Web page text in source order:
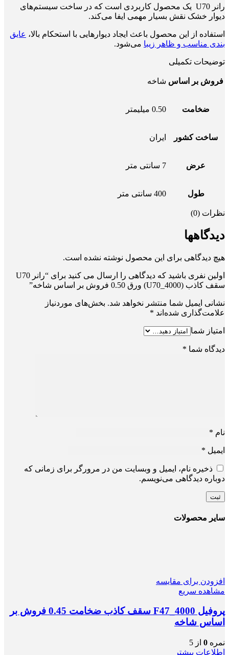
رانر U70 یک محصول کاربردی است که در ساخت سیستم‌های
دیوار خشک نقش بسیار مهمی ایفا می‌کند.
استفاده از این محصول باعث ایجاد دیوارهایی با استحکام بالا، عایق
بندی مناسب و ظاهر زیبا می‌شود.
توضیحات تکمیلی
فروش بر اساس شاخه
ضخامت 0.50 میلیمتر
ساخت کشور ایران
عرض 7 سانتی متر
طول 400 سانتی متر
نظرات (0)
دیدگاهها
هیچ دیدگاهی برای این محصول نوشته نشده است.
اولین نفری باشید که دیدگاهی را ارسال می کنید برای “رانر U70
سقف کاذب (U70_4000) ورق 0.50 فروش بر اساس شاخه”
نشانی ایمیل شما منتشر نخواهد شد. بخش‌های موردنیاز
علامت‌گذاری شده‌اند *
امتیاز شما
دیدگاه شما *
نام *
ایمیل *
ذخیره نام، ایمیل و وبسایت من در مرورگر برای زمانی که
دوباره دیدگاهی می‌نویسم.
سایر محصولات
افزودن برای مقایسه
مشاهده سریع
پروفیل F47_4000 سقف کاذب ضخامت 0.45 فروش بر
اساس شاخه
نمره 0 از 5
اطلاعات بیشتر